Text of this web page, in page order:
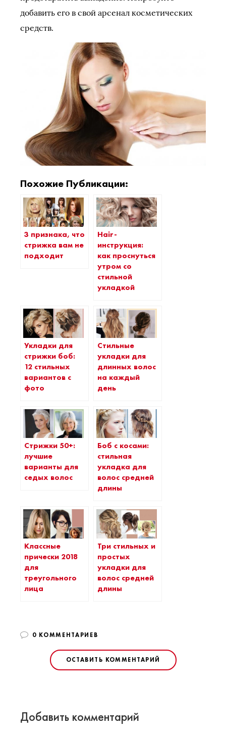
добавить его в свой арсенал косметических
средств.
Похожие Публикации:
3 признака, что
стрижка вам не
подходит
Hair-
инструкция:
как проснуться
утром со
стильной
укладкой
Укладки для
стрижки боб:
12 стильных
вариантов с
фото
Стильные
укладки для
длинных волос
на каждый
день
Стрижки 50+:
лучшие
варианты для
седых волос
Боб с косами:
стильная
укладка для
волос средней
длины
Классные
прически 2018
для
треугольного
лица
Три стильных и
простых
укладки для
волос средней
длины
0 КОММЕНТАРИЕВ
ОСТАВИТЬ КОММЕНТАРИЙ
Добавить комментарий